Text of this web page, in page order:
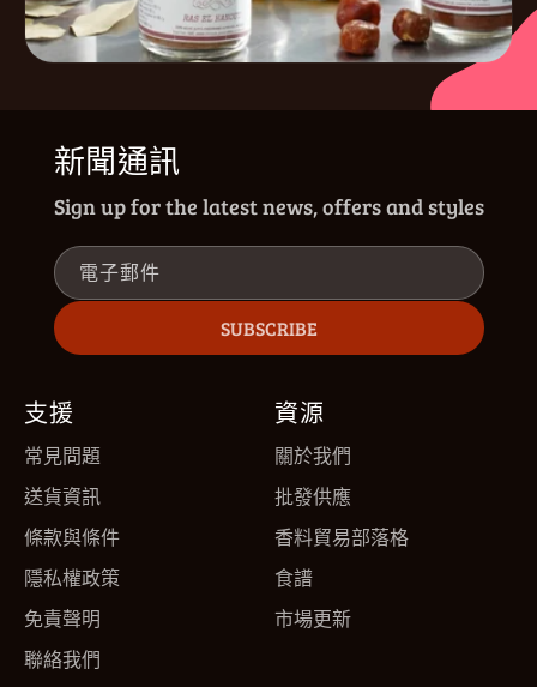
新聞通訊
Sign up for the latest news, offers and styles
電子郵件
SUBSCRIBE
支援
常見問題
送貨資訊
條款與條件
隱私權政策
免責聲明
聯絡我們
資源
關於我們
批發供應
香料貿易部落格
食譜
市場更新